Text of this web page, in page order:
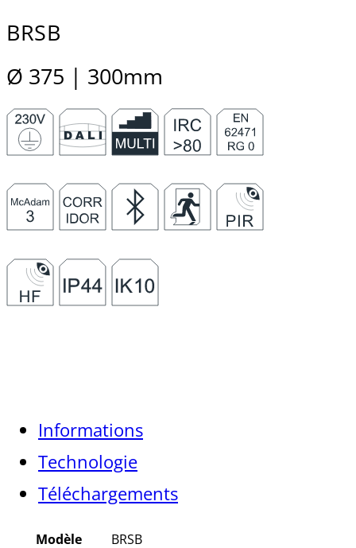
BRSB
Ø 375 | 300mm
Informations
Technologie
Téléchargements
Modèle BRSB